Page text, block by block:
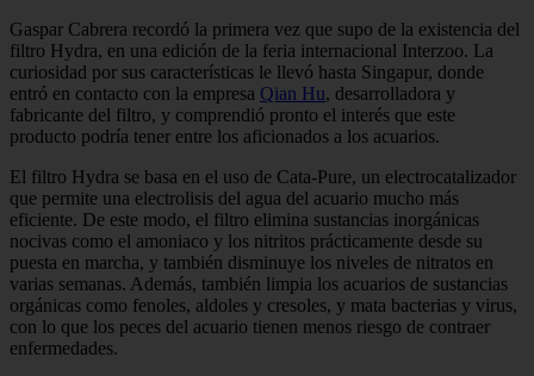
Gaspar Cabrera recordó la primera vez que supo de la existencia del
filtro Hydra, en una edición de la feria internacional Interzoo. La
curiosidad por sus características le llevó hasta Singapur, donde
entró en contacto con la empresa Qian Hu, desarrolladora y
fabricante del filtro, y comprendió pronto el interés que este
producto podría tener entre los aficionados a los acuarios.
El filtro Hydra se basa en el uso de Cata-Pure, un electrocatalizador
que permite una electrolisis del agua del acuario mucho más
eficiente. De este modo, el filtro elimina sustancias inorgánicas
nocivas como el amoniaco y los nitritos prácticamente desde su
puesta en marcha, y también disminuye los niveles de nitratos en
varias semanas. Además, también limpia los acuarios de sustancias
orgánicas como fenoles, aldoles y cresoles, y mata bacterias y virus,
con lo que los peces del acuario tienen menos riesgo de contraer
enfermedades.